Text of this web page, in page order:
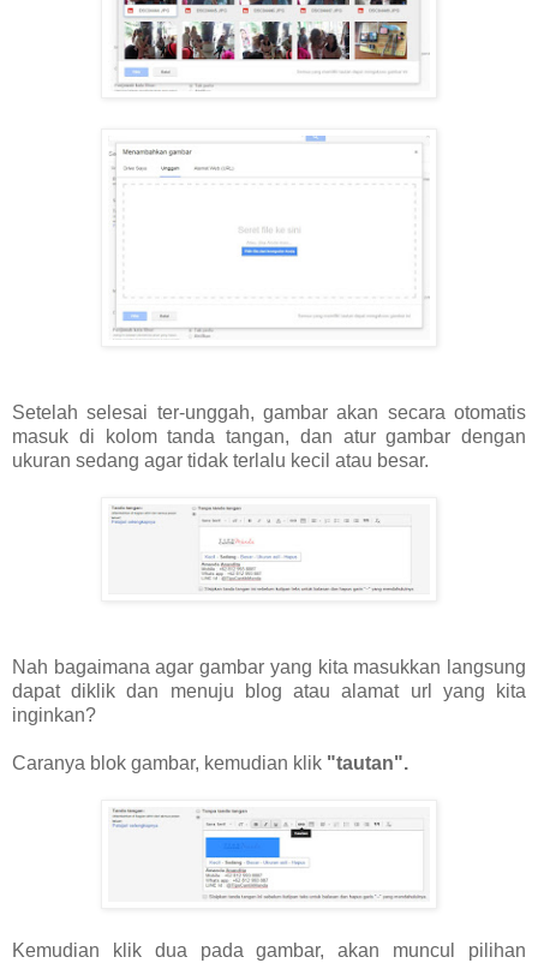
Setelah selesai ter-unggah, gambar akan secara otomatis
masuk di kolom tanda tangan, dan atur gambar dengan
ukuran sedang agar tidak terlalu kecil atau besar.
Nah bagaimana agar gambar yang kita masukkan langsung
dapat diklik dan menuju blog atau alamat url yang kita
inginkan?
Caranya blok gambar, kemudian klik "tautan".
Kemudian klik dua pada gambar, akan muncul pilihan